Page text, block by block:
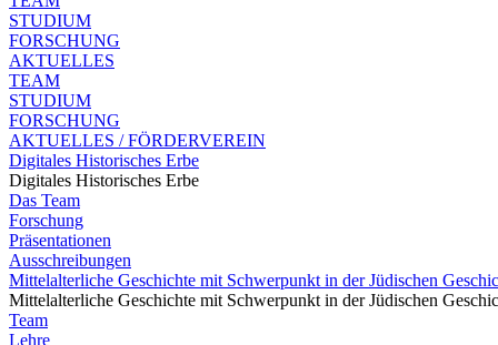
STUDIUM
FORSCHUNG
AKTUELLES
TEAM
STUDIUM
FORSCHUNG
AKTUELLES / FÖRDERVEREIN
Digitales Historisches Erbe
Digitales Historisches Erbe
Das Team
Forschung
Präsentationen
Ausschreibungen
Mittelalterliche Geschichte mit Schwerpunkt in der Jüdischen
Mittelalterliche Geschichte mit Schwerpunkt in der Jüdischen
Team
Lehre